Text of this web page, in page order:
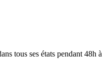
tous ses états pendant 48h à